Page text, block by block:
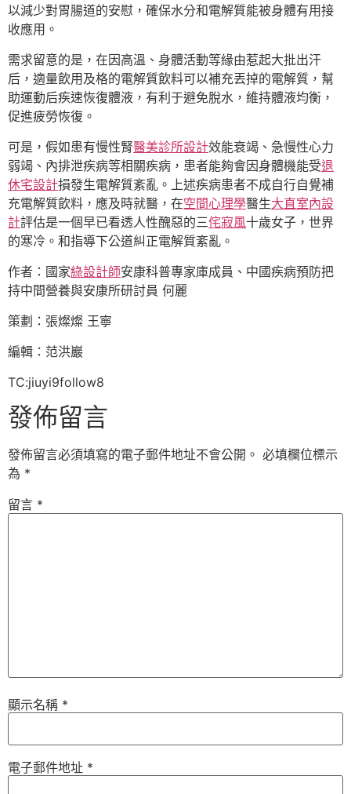
以減少對胃腸道的安慰，確保水分和電解質能被身體有用接
收應用。
需求留意的是，在因高溫、身體活動等緣由惹起大批出汗
后，適量飲用及格的電解質飲料可以補充丟掉的電解質，幫
助運動后疾速恢復體液，有利于避免脫水，維持體液均衡，
促進疲勞恢復。
可是，假如患有慢性腎醫美診所設計效能衰竭、急慢性心力
弱竭、內排泄疾病等相關疾病，患者能夠會因身體機能受退
休宅設計損發生電解質紊亂。上述疾病患者不成自行自覺補
充電解質飲料，應及時就醫，在空間心理學醫生大直室內設
計評估是一個早已看透人性醜惡的三侘寂風十歲女子，世界
的寒冷。和指導下公道糾正電解質紊亂。
作者：國家綠設計師安康科普專家庫成員、中國疾病預防把
持中間營養與安康所研討員 何麗
策劃：張燦燦 王寧
編輯：范洪巖
TC:jiuyi9follow8
發佈留言
發佈留言必須填寫的電子郵件地址不會公開。 必填欄位標示
為 *
留言 *
顯示名稱 *
電子郵件地址 *